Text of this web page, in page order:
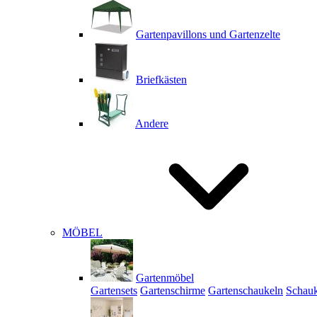
Gartenpavillons und Gartenzelte
Briefkästen
Andere
MÖBEL
Gartenmöbel
Gartensets Gartenschirme Gartenschaukeln